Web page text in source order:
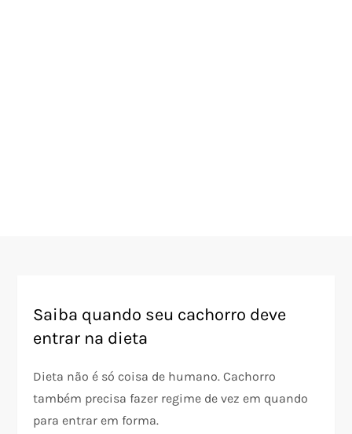
Saiba quando seu cachorro deve
entrar na dieta
Dieta não é só coisa de humano. Cachorro
também precisa fazer regime de vez em quando
para entrar em forma.